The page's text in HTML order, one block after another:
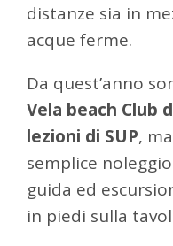
distanze sia in
acque ferme.
Da quest’anno
Vela beach Club
lezioni di SUP,
semplice
guida ed
in piedi sulla